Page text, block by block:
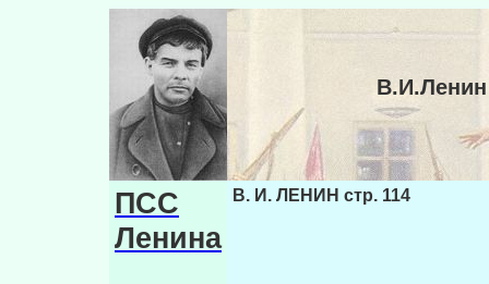
ПСС
Ленина
В. И. ЛЕНИН стр. 114